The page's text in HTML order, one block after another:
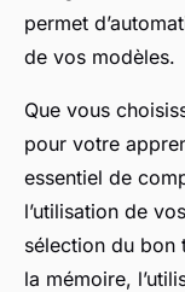
permet
de vos modèles.
Que vous
pour votre
essentiel de
l’utilisation de
sélection du bon
la mémoire,